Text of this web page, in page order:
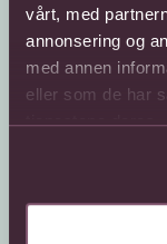
vårt, med
annonsering og
med annen
eller som de har
tjenestene deres.
66 85 75
Mandag - fredag
08:00 - 18:00
Finn butikk